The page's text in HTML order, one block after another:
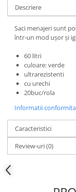
Crema
Deo Incaltaminte
Gel de dus
Ingrijire intima
Lotiune de corp
Produse pentru ras
Sapunuri
Spuma de baie
Ingrijirea parului
Balsam de par
Fixativ si spuma de
Sampon
Descriere
Saci menajeri sunt
într-un mod ușor și
60 litri
culoare: verde
ultrarezistenti
cu urechi
20buc/rola
Informatii
Caracteristici
Review-uri(0)